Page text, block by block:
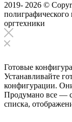
2019- 2026 ©
полиграфического
оргтехники
Готовые
Устанавливайте
конфигурации.
Продумано все —
списка,